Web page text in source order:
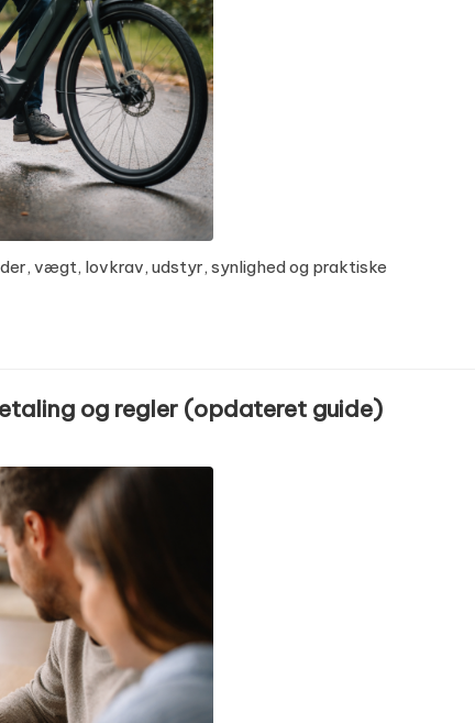
vægt, lovkrav, udstyr, synlighed og praktiske
og regler (opdateret guide)